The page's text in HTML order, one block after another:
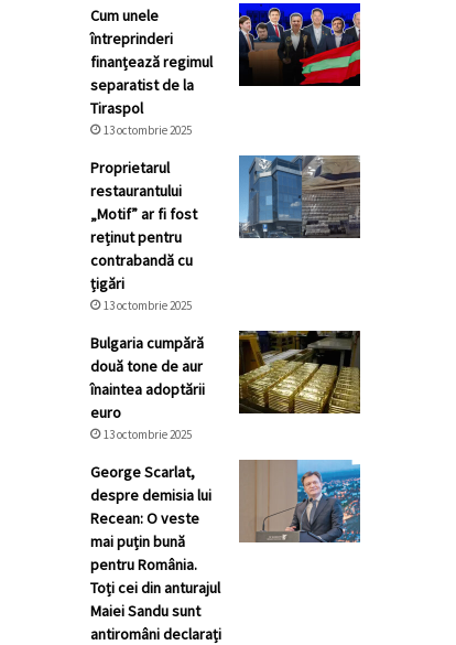
Cum unele
întreprinderi
finanțează regimul
separatist de la
Tiraspol
13 octombrie 2025
Proprietarul
restaurantului
„Motif” ar fi fost
reținut pentru
contrabandă cu
țigări
13 octombrie 2025
Bulgaria cumpără
două tone de aur
înaintea adoptării
euro
13 octombrie 2025
George Scarlat,
despre demisia lui
Recean: O veste
mai puțin bună
pentru România.
Toți cei din anturajul
Maiei Sandu sunt
antiromâni declarați